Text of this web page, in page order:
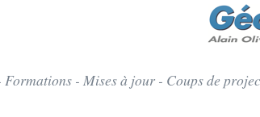
- Mises à jour - Coups de